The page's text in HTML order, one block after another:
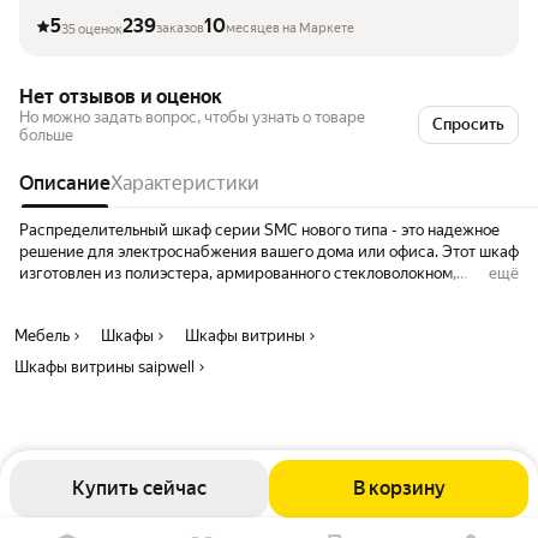
Купить сейчас В корзину
535 оценок239заказов10месяцев на Маркете
Нет отзывов и оценок
Но можно задать вопрос, чтобы узнать о товаре
больше
Спросить
ОписаниеХарактеристики
Распределительный шкаф серии SMC нового типа - это надежное
решение для электроснабжения вашего дома или офиса. Этот шкаф
изготовлен из полиэстера, армированного стекловолокном,
чертой полиэфиров является то, что они армированы путем
смешивания 30% стекловолокна для достижения высокой
прочности с водонепроницаемостью (IP66) и механической
ещё
Мебель Шкафы
Шкафы витрины
Шкафы витрины saipwell